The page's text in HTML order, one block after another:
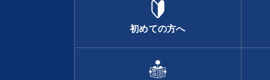
初めての方へ